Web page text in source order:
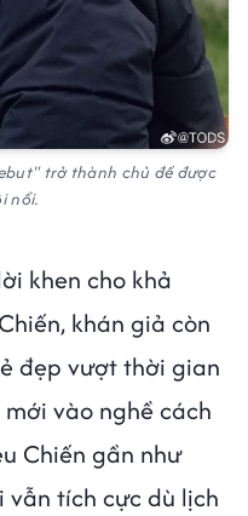
trở thành chủ đề được
nổi.
khen cho khả
khán giả còn
đẹp vượt thời gian
vào nghề cách
Chiến gần như
tích cực dù lịch